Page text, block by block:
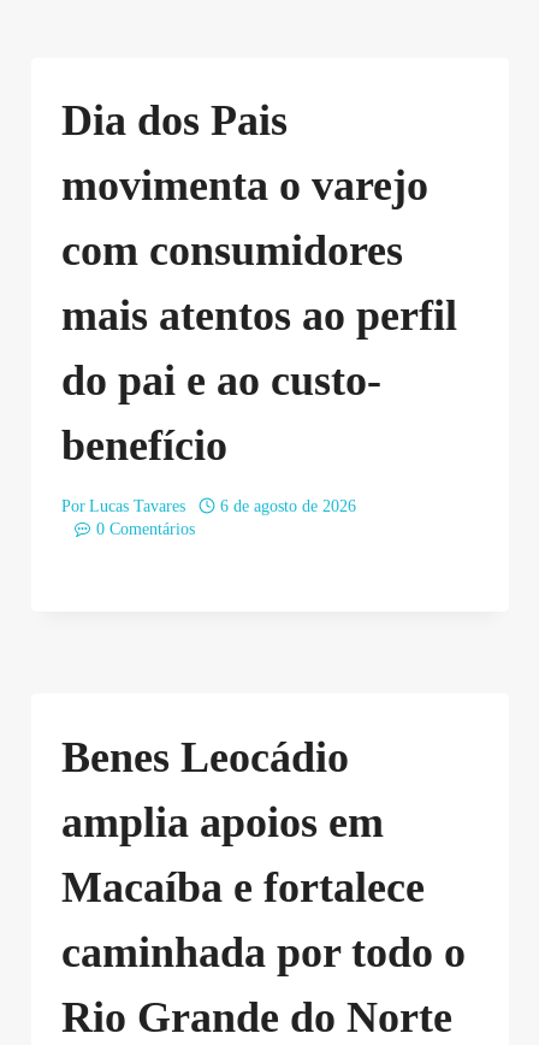
Dia dos Pais
movimenta o varejo
com consumidores
mais atentos ao perfil
do pai e ao custo-
benefício
Por Lucas Tavares
6 de agosto de 2026
0 Comentários
Benes Leocádio
amplia apoios em
Macaíba e fortalece
caminhada por todo o
Rio Grande do Norte